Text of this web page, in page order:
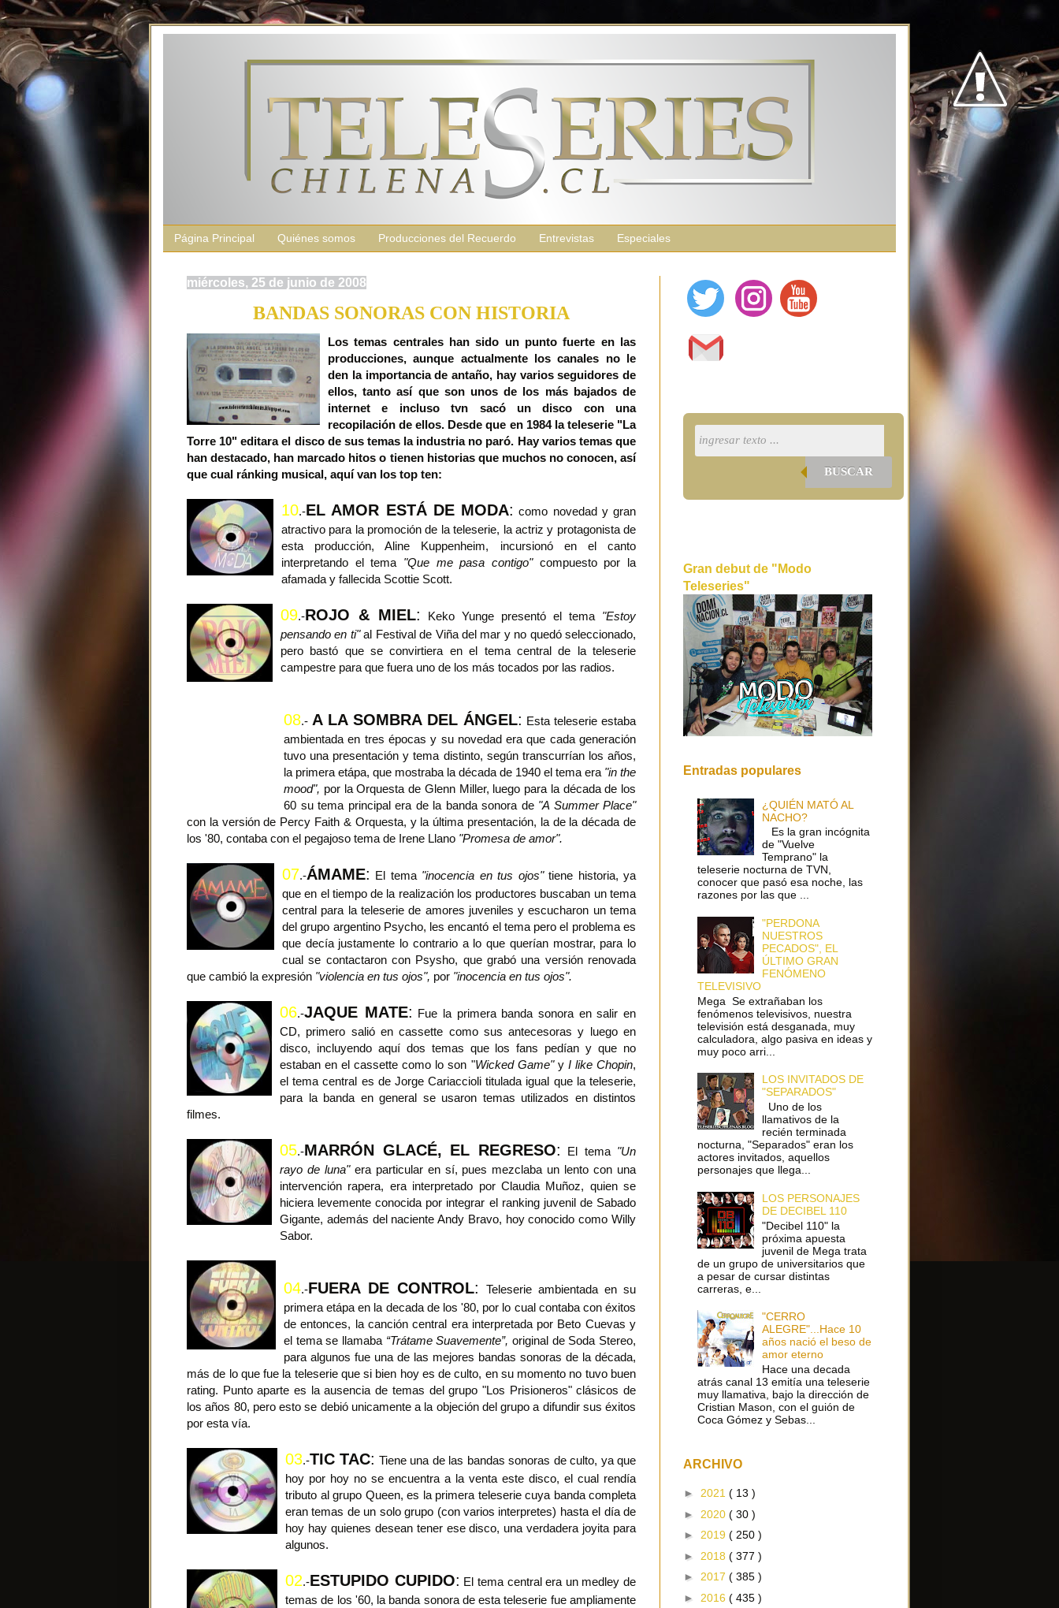
Página Principal Quiénes somos Producciones del Recuerdo Entrevistas Especiales
miércoles, 25 de junio de 2008
BANDAS SONORAS CON HISTORIA
Los temas centrales han sido un punto fuerte en las
producciones, aunque actualmente los canales no le
den la importancia de antaño, hay varios seguidores de
ellos, tanto así que son unos de los más bajados de
internet e incluso tvn sacó un disco con una
recopilación de ellos. Desde que en 1984 la teleserie "La
Torre 10" editara el disco de sus temas la industria no paró. Hay varios temas que
han destacado, han marcado hitos o tienen historias que muchos no conocen, así
que cual ránking musical, aquí van los top ten:
10.-EL AMOR ESTÁ DE MODA: como novedad y gran
atractivo para la promoción de la teleserie, la actriz y protagonista de
esta producción, Aline Kuppenheim, incursionó en el canto
interpretando el tema "Que me pasa contigo"compuesto por la
afamada y fallecida Scottie Scott.
09.-ROJO & MIEL: Keko Yunge presentó el tema "Estoy
pensando en ti"al Festival de Viña del mar y no quedó seleccionado,
pero bastó que se convirtiera en el tema central de la teleserie
campestre para que fuera uno de los más tocados por las radios.
08.- A LA SOMBRA DEL ÁNGEL: Esta teleserie estaba
ambientada en tres épocas y su novedad era que cada generación
tuvo una presentación y tema distinto, según transcurrían los años,
la primera etápa, que mostraba la década de 1940 el tema era "in the
mood", por la Orquesta de Glenn Miller, luego para la década de los
60 su tema principal era de la banda sonora de "A Summer Place"
con la versión de Percy Faith & Orquesta, y la última presentación, la de la década de
los '80, contaba con el pegajoso tema de Irene Llano "Promesa de amor".
07.-ÁMAME: El tema "inocencia en tus ojos"tiene historia, ya
que en el tiempo de la realización los productores buscaban un tema
central para la teleserie de amores juveniles y escucharon un tema
del grupo argentino Psycho, les encantó el tema pero el problema es
que decía justamente lo contrario a lo que querían mostrar, para lo
cual se contactaron con Psysho, que grabó una versión renovada
que cambió la expresión "violencia en tus ojos", por "inocencia en tus ojos".
06.-JAQUE MATE: Fue la primera banda sonora en salir en
CD, primero salió en cassette como sus antecesoras y luego en
disco, incluyendo aquí dos temas que los fans pedían y que no
estaban en el cassette como lo son "Wicked Game"y I like Chopin,
el tema central es de Jorge Cariaccioli titulada igual que la teleserie,
para la banda en general se usaron temas utilizados en distintos
filmes.
05.-MARRÓN GLACÉ, EL REGRESO: El tema "Un
rayo de luna"era particular en sí, pues mezclaba un lento con una
intervención rapera, era interpretado por Claudia Muñoz, quien se
hiciera levemente conocida por integrar el ranking juvenil de Sabado
Gigante, además del naciente Andy Bravo, hoy conocido como Willy
Sabor.
04.-FUERA DE CONTROL:
Teleserie ambientada en su
primera etápa en la decada de los '80, por lo cual contaba con éxitos
de entonces, la canción central era interpretada por Beto Cuevas y
el tema se llamaba “Trátame Suavemente”, original de Soda Stereo,
para algunos fue una de las mejores bandas sonoras de la década,
más de lo que fue la teleserie que si bien hoy es de culto, en su momento no tuvo buen
rating. Punto aparte es la ausencia de temas del grupo "Los Prisioneros" clásicos de
los años 80, pero esto se debió unicamente a la objeción del grupo a difundir sus éxitos
por esta vía.
03.-TIC TAC: Tiene una de las bandas sonoras de culto, ya que
hoy por hoy no se encuentra a la venta este disco, el cual rendía
tributo al grupo Queen, es la primera teleserie cuya banda completa
eran temas de un solo grupo (con varios interpretes) hasta el día de
hoy hay quienes desean tener ese disco, una verdadera joyita para
algunos.
02.-ESTUPIDO CUPIDO: El tema central era un medley de
temas de los '60, la banda sonora de esta teleserie fue ampliamente
BUSCAR
Gran debut de "Modo
Teleseries"
Entradas populares
¿QUIÉN MATÓ AL
NACHO?
Es la gran incógnita
de "Vuelve
Temprano" la
teleserie nocturna de TVN,
conocer que pasó esa noche, las
razones por las que ...
"PERDONA
NUESTROS
PECADOS", EL
ÚLTIMO GRAN
FENÓMENO
TELEVISIVO
Mega Se extrañaban los
fenómenos televisivos, nuestra
televisión está desganada, muy
calculadora, algo pasiva en ideas y
muy poco arri...
LOS INVITADOS DE
"SEPARADOS"
Uno de los
llamativos de la
recién terminada
nocturna, "Separados" eran los
actores invitados, aquellos
personajes que llega...
LOS PERSONAJES
DE DECIBEL 110
"Decibel 110" la
próxima apuesta
juvenil de Mega trata
de un grupo de universitarios que
a pesar de cursar distintas
carreras, e...
"CERRO
ALEGRE"...Hace 10
años nació el beso de
amor eterno
Hace una decada
atrás canal 13 emitía una teleserie
muy llamativa, bajo la dirección de
Cristian Mason, con el guión de
Coca Gómez y Sebas...
ARCHIVO
► 2021 ( 13 )
► 2020 ( 30 )
► 2019 ( 250 )
► 2018 ( 377 )
► 2017 ( 385 )
► 2016 ( 435 )